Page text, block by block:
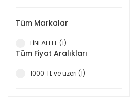
Tüm Markalar
LİNEAEFFE (1)
Tüm Fiyat Aralıkları
1000 TL ve üzeri (1)